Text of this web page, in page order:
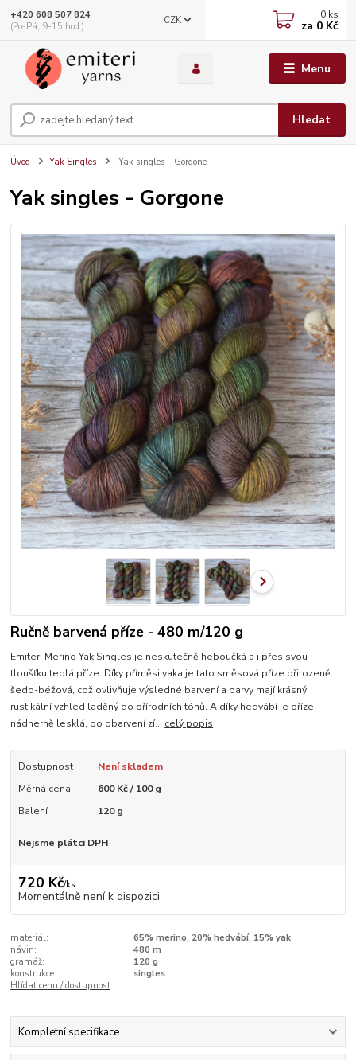
Menu
CZK
Hledat
+420 608 507 824
(Po-Pá, 9-15 hod.)
0 ks
za 0 Kč
Úvod Yak Singles Yak singles - Gorgone
Yak singles - Gorgone
Ručně barvená příze - 480 m/120 g
Emiteri Merino Yak Singles je neskutečně heboučká a i přes svou
tloušťku teplá příze. Díky příměsi yaka je tato směsová příze přirozeně
šedo-béžová, což ovlivňuje výsledné barvení a barvy mají krásný
rustikální vzhled laděný do přírodních tónů. A díky hedvábí je příze
nádherně lesklá, po obarvení zí... celý popis
Dostupnost
Není skladem
Měrná cena
600 Kč / 100 g
Balení
120 g
Nejsme plátci DPH
720 Kč/ks
Momentálně není k dispozici
materiál:
65% merino, 20% hedvábí, 15% yak
návin:
480 m
gramáž:
120 g
konstrukce:
singles
Hlídat cenu / dostupnost
Kompletní specifikace